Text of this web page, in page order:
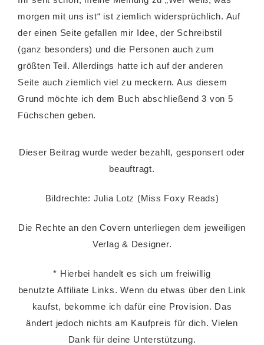
morgen mit uns ist“ ist ziemlich widersprüchlich. Auf
der einen Seite gefallen mir Idee, der Schreibstil
(ganz besonders) und die Personen auch zum
größten Teil. Allerdings hatte ich auf der anderen
Seite auch ziemlich viel zu meckern. Aus diesem
Grund möchte ich dem Buch abschließend 3 von 5
Füchschen geben.
Dieser Beitrag wurde weder bezahlt, gesponsert oder
beauftragt.
Bildrechte: Julia Lotz (Miss Foxy Reads)
Die Rechte an den Covern unterliegen dem jeweiligen
Verlag & Designer.
* Hierbei handelt es sich um freiwillig
benutzte Affiliate Links. Wenn du etwas über den Link
kaufst, bekomme ich dafür eine Provision. Das
ändert jedoch nichts am Kaufpreis für dich. Vielen
Dank für deine Unterstützung.